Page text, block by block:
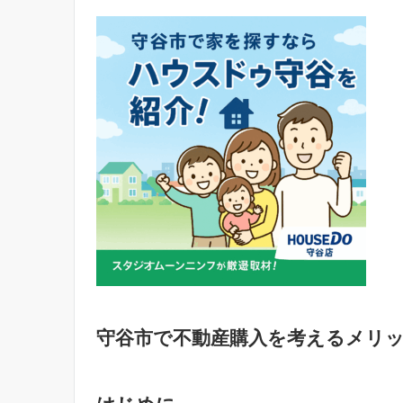
守谷市で不動産購入を考えるメリ